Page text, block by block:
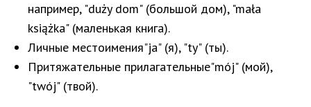
например, "duży dom" (большой дом), "mała
książka" (маленькая книга).
Личные местоимения"ja" (я), "ty" (ты).
Притяжательные прилагательные"mój" (мой),
"twój" (твой).